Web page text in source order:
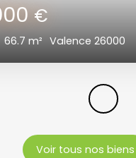
€
66.7 m² Valence 26000
Voir tous nos biens